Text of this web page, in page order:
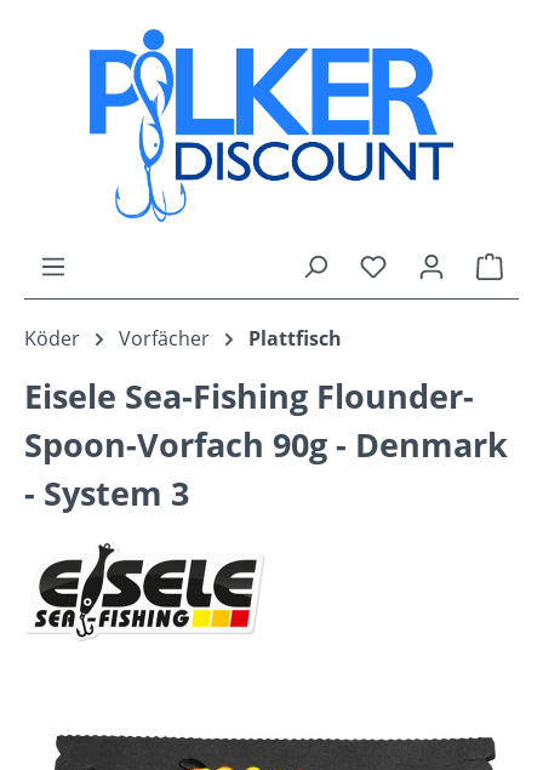
Zum Hauptinhalt springen
Du hast 0
Köder Vorfächer Plattfisch
Eisele Sea-Fishing Flounder-
Spoon-Vorfach 90g - Denmark
- System 3